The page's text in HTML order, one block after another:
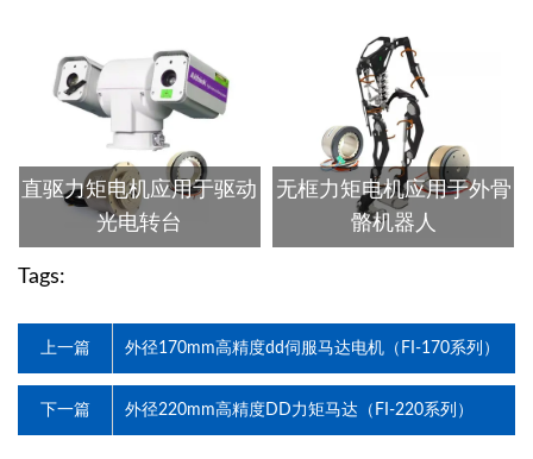
直驱力矩电机应用于驱动
光电转台
无框力矩电机应用于外骨
骼机器人
Tags:
上一篇 外径170mm高精度dd伺服马达电机（FI-170系列）
外径220mm高精度DD力矩马达（FI-220系列）
下一篇